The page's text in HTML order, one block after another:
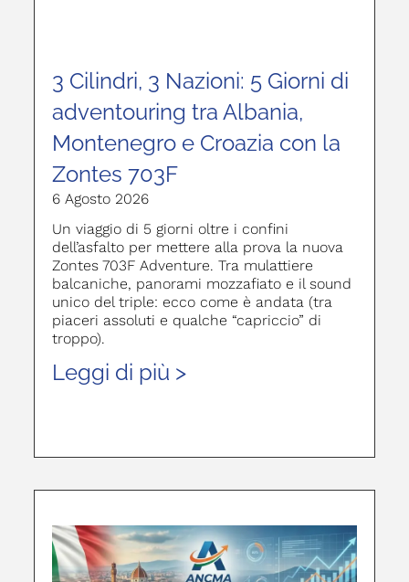
3 Cilindri, 3 Nazioni: 5 Giorni di
adventouring tra Albania,
Montenegro e Croazia con la
Zontes 703F
6 Agosto 2026
Un viaggio di 5 giorni oltre i confini
dell’asfalto per mettere alla prova la nuova
Zontes 703F Adventure. Tra mulattiere
balcaniche, panorami mozzafiato e il sound
unico del triple: ecco come è andata (tra
piaceri assoluti e qualche “capriccio” di
troppo).
Leggi di più >